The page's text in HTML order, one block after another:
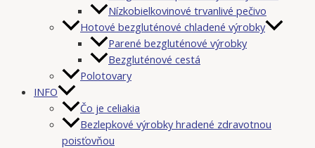
Nízkobielkovinové trvanlivé pečivo
Hotové bezgluténové chladené výrobky
Parené bezgluténové výrobky
Bezgluténové cestá
Polotovary
INFO
Čo je celiakia
Bezlepkové výrobky hradené zdravotnou
poisťovňou